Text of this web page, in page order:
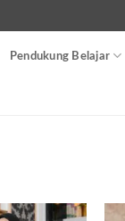
Pendukung Belajar